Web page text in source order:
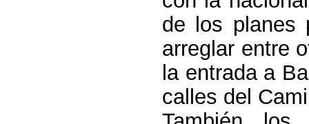
de los planes
arreglar entre
la entrada a
calles del